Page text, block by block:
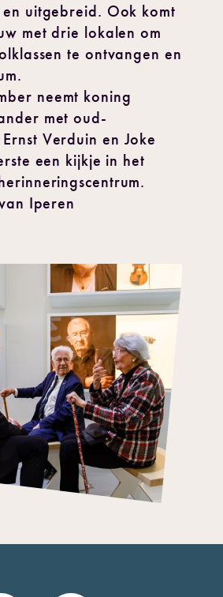
uitgebreid. Ook komt
met drie lokalen om
te ontvangen en
neemt koning
met oud-
Verduin en Joke
een kijkje in het
Iperen